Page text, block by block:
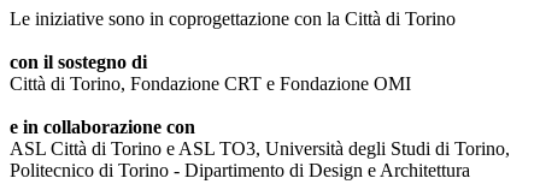
Le iniziative sono in coprogettazione con la Città di Torino
con il sostegno di
Città di Torino, Fondazione CRT e Fondazione OMI
e in collaborazione con
ASL Città di Torino e ASL TO3, Università degli Studi di Torino,
Politecnico di Torino - Dipartimento di Design e Architettura